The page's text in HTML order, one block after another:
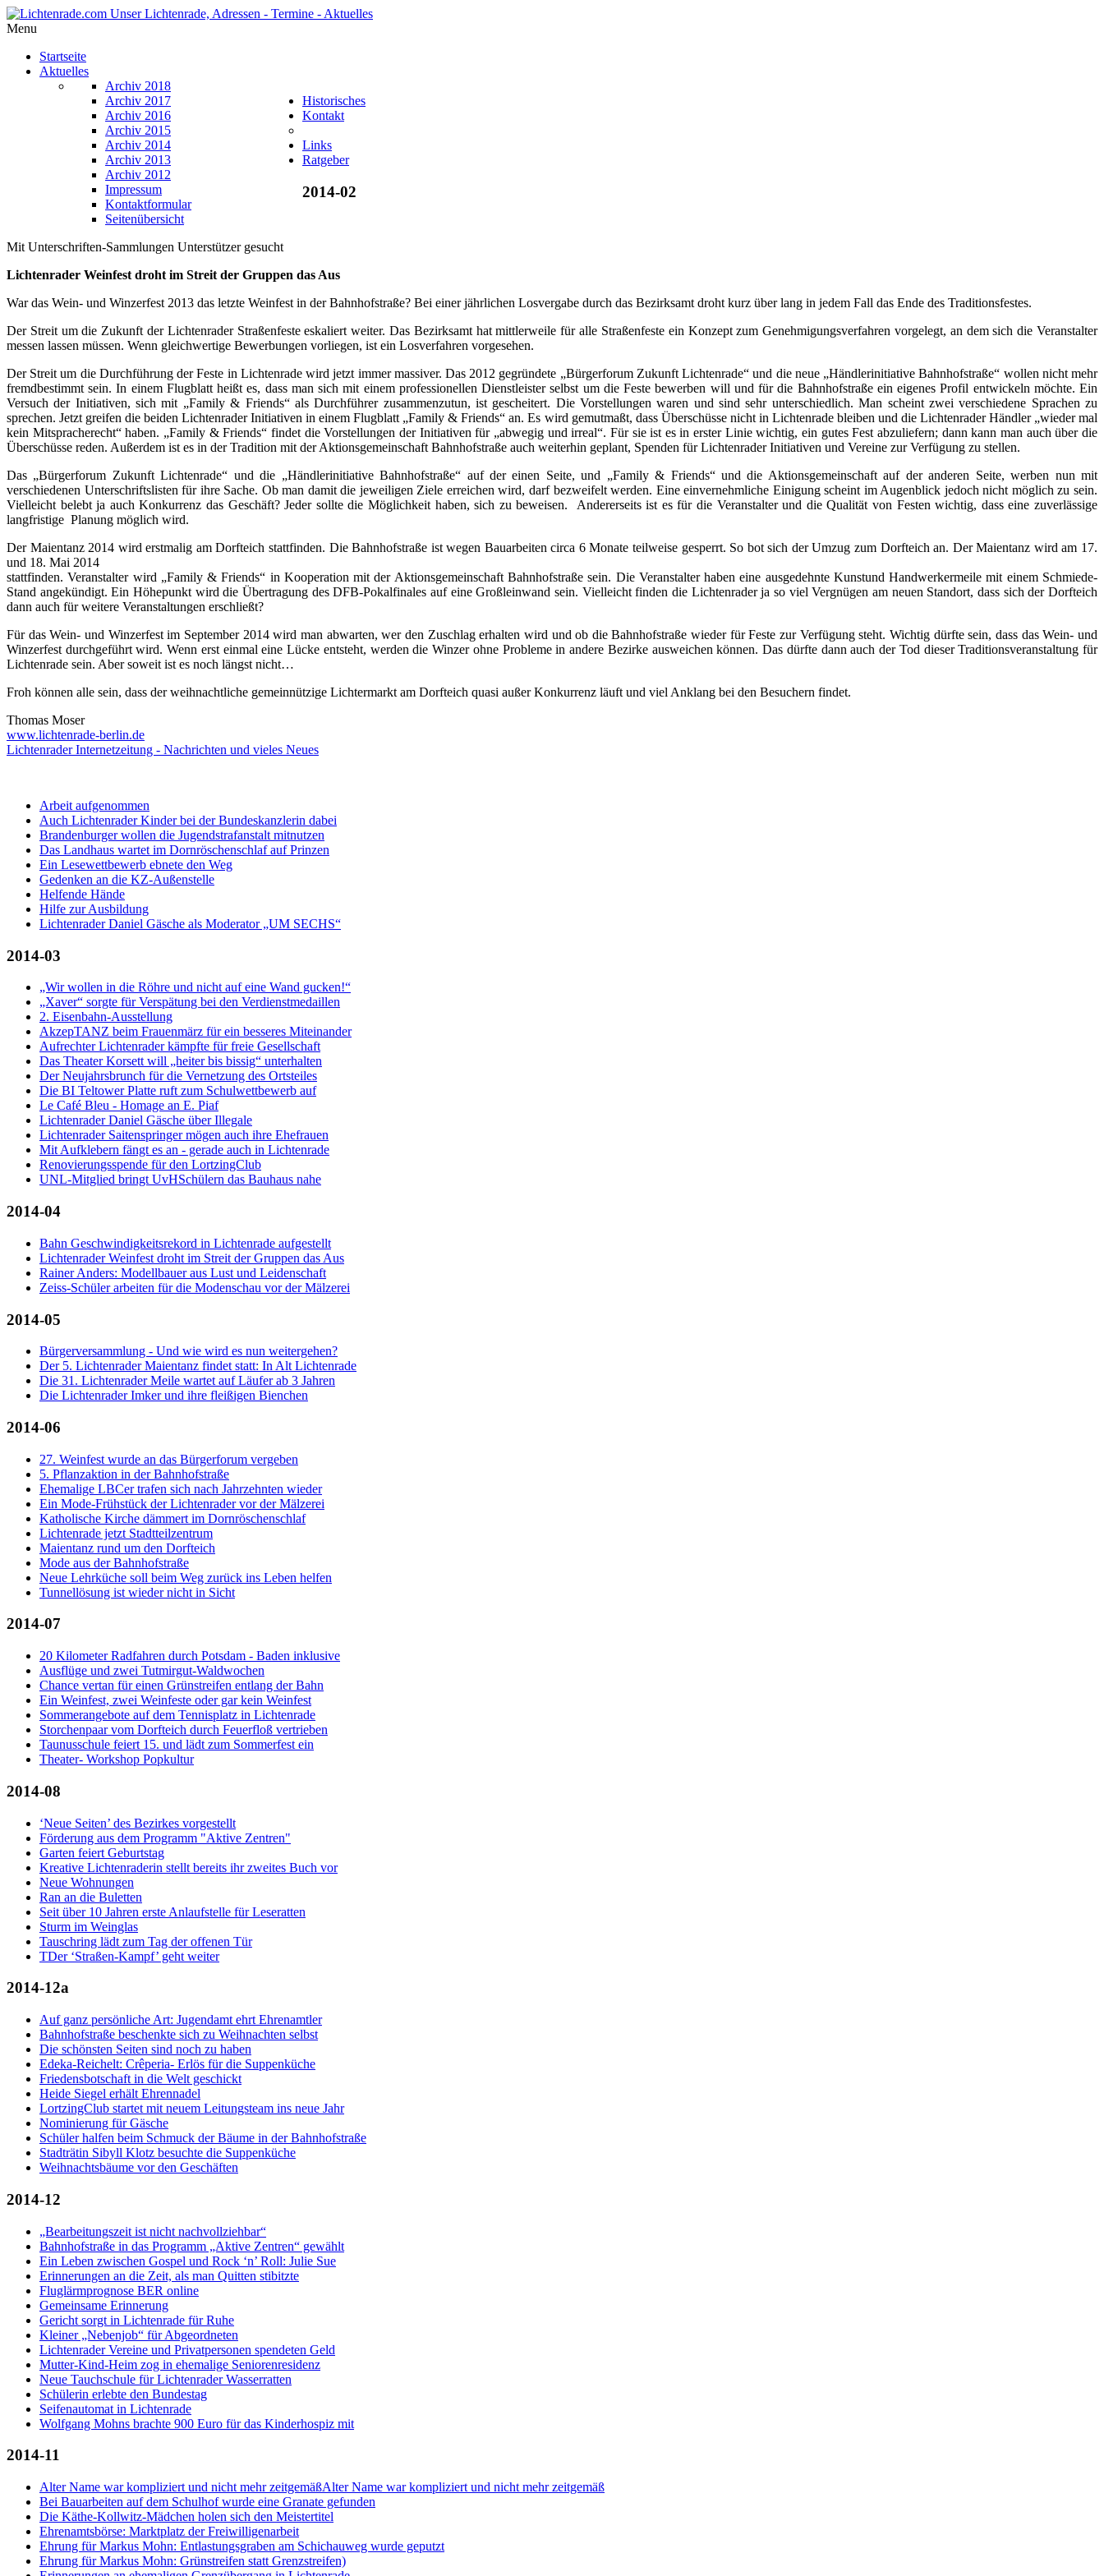
Menu
Startseite
Aktuelles
Archiv 2018
Archiv 2017
Archiv 2016
Archiv 2015
Archiv 2014
Archiv 2013
Archiv 2012
Historisches
Kontakt
Impressum
Kontaktformular
Seitenübersicht
Links
Ratgeber
Mit Unterschriften-Sammlungen Unterstützer gesucht
Lichtenrader Weinfest droht im Streit der Gruppen das Aus
War das Wein- und Winzerfest 2013 das letzte Weinfest in der Bahnhofstraße? Bei einer jährlichen Losvergabe durch das Bezirksamt droht kurz über lang in jedem Fall das Ende des Traditionsfestes.
Der Streit um die Zukunft der Lichtenrader Straßenfeste eskaliert weiter. Das Bezirksamt hat mittlerweile für alle Straßenfeste ein Konzept zum Genehmigungsverfahren vorgelegt, an dem sich die Veranstalter
messen lassen müssen. Wenn gleichwertige Bewerbungen vorliegen, ist ein Losverfahren vorgesehen.
Der Streit um die Durchführung der Feste in Lichtenrade wird jetzt immer massiver. Das 2012 gegründete „Bürgerforum Zukunft Lichtenrade“ und die neue „Händlerinitiative Bahnhofstraße“ wollen nicht mehr
fremdbestimmt sein. In einem Flugblatt heißt es, dass man sich mit einem professionellen Dienstleister selbst um die Feste bewerben will und für die Bahnhofstraße ein eigenes Profil entwickeln möchte. Ein
Versuch der Initiativen, sich mit „Family & Friends“ als Durchführer zusammenzutun, ist gescheitert. Die Vorstellungen waren und sind sehr unterschiedlich. Man scheint zwei verschiedene Sprachen zu
sprechen. Jetzt greifen die beiden Lichtenrader Initiativen in einem Flugblatt „Family & Friends“ an. Es wird gemutmaßt, dass Überschüsse nicht in Lichtenrade bleiben und die Lichtenrader Händler „wieder mal
kein Mitspracherecht“ haben. „Family & Friends“ findet die Vorstellungen der Initiativen für „abwegig und irreal“. Für sie ist es in erster Linie wichtig, ein gutes Fest abzuliefern; dann kann man auch über die
Überschüsse reden. Außerdem ist es in der Tradition mit der Aktionsgemeinschaft Bahnhofstraße auch weiterhin geplant, Spenden für Lichtenrader Initiativen und Vereine zur Verfügung zu stellen.
Das „Bürgerforum Zukunft Lichtenrade“ und die „Händlerinitiative Bahnhofstraße“ auf der einen Seite, und „Family & Friends“ und die Aktionsgemeinschaft auf der anderen Seite, werben nun mit
verschiedenen Unterschriftslisten für ihre Sache. Ob man damit die jeweiligen Ziele erreichen wird, darf bezweifelt werden. Eine einvernehmliche Einigung scheint im Augenblick jedoch nicht möglich zu sein.
Vielleicht belebt ja auch Konkurrenz das Geschäft? Jeder sollte die Möglichkeit haben, sich zu beweisen. Andererseits ist es für die Veranstalter und die Qualität von Festen wichtig, dass eine zuverlässige
langfristige Planung möglich wird.
Der Maientanz 2014 wird erstmalig am Dorfteich stattfinden. Die Bahnhofstraße ist wegen Bauarbeiten circa 6 Monate teilweise gesperrt. So bot sich der Umzug zum Dorfteich an. Der Maientanz wird am 17.
und 18. Mai 2014
stattfinden. Veranstalter wird „Family & Friends“ in Kooperation mit der Aktionsgemeinschaft Bahnhofstraße sein. Die Veranstalter haben eine ausgedehnte Kunstund Handwerkermeile mit einem Schmiede-
Stand angekündigt. Ein Höhepunkt wird die Übertragung des DFB-Pokalfinales auf eine Großleinwand sein. Vielleicht finden die Lichtenrader ja so viel Vergnügen am neuen Standort, dass sich der Dorfteich
dann auch für weitere Veranstaltungen erschließt?
Für das Wein- und Winzerfest im September 2014 wird man abwarten, wer den Zuschlag erhalten wird und ob die Bahnhofstraße wieder für Feste zur Verfügung steht. Wichtig dürfte sein, dass das Wein- und
Winzerfest durchgeführt wird. Wenn erst einmal eine Lücke entsteht, werden die Winzer ohne Probleme in andere Bezirke ausweichen können. Das dürfte dann auch der Tod dieser Traditionsveranstaltung für
Lichtenrade sein. Aber soweit ist es noch längst nicht…
Froh können alle sein, dass der weihnachtliche gemeinnützige Lichtermarkt am Dorfteich quasi außer Konkurrenz läuft und viel Anklang bei den Besuchern findet.
Thomas Moser
www.lichtenrade-berlin.de
Lichtenrader Internetzeitung - Nachrichten und vieles Neues
2014-02
Arbeit aufgenommen
Auch Lichtenrader Kinder bei der Bundeskanzlerin dabei
Brandenburger wollen die Jugendstrafanstalt mitnutzen
Das Landhaus wartet im Dornröschenschlaf auf Prinzen
Ein Lesewettbewerb ebnete den Weg
Gedenken an die KZ-Außenstelle
Helfende Hände
Hilfe zur Ausbildung
Lichtenrader Daniel Gäsche als Moderator „UM SECHS“
2014-03
„Wir wollen in die Röhre und nicht auf eine Wand gucken!“
„Xaver“ sorgte für Verspätung bei den Verdienstmedaillen
2. Eisenbahn-Ausstellung
AkzepTANZ beim Frauenmärz für ein besseres Miteinander
Aufrechter Lichtenrader kämpfte für freie Gesellschaft
Das Theater Korsett will „heiter bis bissig“ unterhalten
Der Neujahrsbrunch für die Vernetzung des Ortsteiles
Die BI Teltower Platte ruft zum Schulwettbewerb auf
Le Café Bleu - Homage an E. Piaf
Lichtenrader Daniel Gäsche über Illegale
Lichtenrader Saitenspringer mögen auch ihre Ehefrauen
Mit Aufklebern fängt es an - gerade auch in Lichtenrade
Renovierungsspende für den LortzingClub
UNL-Mitglied bringt UvHSchülern das Bauhaus nahe
2014-04
Bahn Geschwindigkeitsrekord in Lichtenrade aufgestellt
Lichtenrader Weinfest droht im Streit der Gruppen das Aus
Rainer Anders: Modellbauer aus Lust und Leidenschaft
Zeiss-Schüler arbeiten für die Modenschau vor der Mälzerei
2014-05
Bürgerversammlung - Und wie wird es nun weitergehen?
Der 5. Lichtenrader Maientanz findet statt: In Alt Lichtenrade
Die 31. Lichtenrader Meile wartet auf Läufer ab 3 Jahren
Die Lichtenrader Imker und ihre fleißigen Bienchen
2014-06
27. Weinfest wurde an das Bürgerforum vergeben
5. Pflanzaktion in der Bahnhofstraße
Ehemalige LBCer trafen sich nach Jahrzehnten wieder
Ein Mode-Frühstück der Lichtenrader vor der Mälzerei
Katholische Kirche dämmert im Dornröschenschlaf
Lichtenrade jetzt Stadtteilzentrum
Maientanz rund um den Dorfteich
Mode aus der Bahnhofstraße
Neue Lehrküche soll beim Weg zurück ins Leben helfen
Tunnellösung ist wieder nicht in Sicht
2014-07
20 Kilometer Radfahren durch Potsdam - Baden inklusive
Ausflüge und zwei Tutmirgut-Waldwochen
Chance vertan für einen Grünstreifen entlang der Bahn
Ein Weinfest, zwei Weinfeste oder gar kein Weinfest
Sommerangebote auf dem Tennisplatz in Lichtenrade
Storchenpaar vom Dorfteich durch Feuerfloß vertrieben
Taunusschule feiert 15. und lädt zum Sommerfest ein
Theater- Workshop Popkultur
2014-08
‘Neue Seiten’ des Bezirkes vorgestellt
Förderung aus dem Programm "Aktive Zentren"
Garten feiert Geburtstag
Kreative Lichtenraderin stellt bereits ihr zweites Buch vor
Neue Wohnungen
Ran an die Buletten
Seit über 10 Jahren erste Anlaufstelle für Leseratten
Sturm im Weinglas
Tauschring lädt zum Tag der offenen Tür
TDer ‘Straßen-Kampf’ geht weiter
2014-12a
Auf ganz persönliche Art: Jugendamt ehrt Ehrenamtler
Bahnhofstraße beschenkte sich zu Weihnachten selbst
Die schönsten Seiten sind noch zu haben
Edeka-Reichelt: Crêperia- Erlös für die Suppenküche
Friedensbotschaft in die Welt geschickt
Heide Siegel erhält Ehrennadel
LortzingClub startet mit neuem Leitungsteam ins neue Jahr
Nominierung für Gäsche
Schüler halfen beim Schmuck der Bäume in der Bahnhofstraße
Stadträtin Sibyll Klotz besuchte die Suppenküche
Weihnachtsbäume vor den Geschäften
2014-12
„Bearbeitungszeit ist nicht nachvollziehbar“
Bahnhofstraße in das Programm „Aktive Zentren“ gewählt
Ein Leben zwischen Gospel und Rock ‘n’ Roll: Julie Sue
Erinnerungen an die Zeit, als man Quitten stibitzte
Fluglärmprognose BER online
Gemeinsame Erinnerung
Gericht sorgt in Lichtenrade für Ruhe
Kleiner „Nebenjob“ für Abgeordneten
Lichtenrader Vereine und Privatpersonen spendeten Geld
Mutter-Kind-Heim zog in ehemalige Seniorenresidenz
Neue Tauchschule für Lichtenrader Wasserratten
Schülerin erlebte den Bundestag
Seifenautomat in Lichtenrade
Wolfgang Mohns brachte 900 Euro für das Kinderhospiz mit
2014-11
Alter Name war kompliziert und nicht mehr zeitgemäßAlter Name war kompliziert und nicht mehr zeitgemäß
Bei Bauarbeiten auf dem Schulhof wurde eine Granate gefunden
Die Käthe-Kollwitz-Mädchen holen sich den Meistertitel
Ehrenamtsbörse: Marktplatz der Freiwilligenarbeit
Ehrung für Markus Mohn: Entlastungsgraben am Schichauweg wurde geputzt
Ehrung für Markus Mohn: Grünstreifen statt Grenzstreifen)